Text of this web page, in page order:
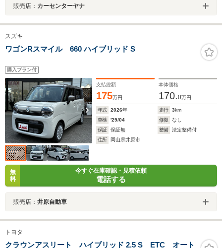
販売店： カーセンターヤナ
スズキ
ワゴンRスマイル 660 ハイブリッド S
購入プラン付
支払総額
175万円
本体価格
170.0万円
年式 2026年 走行 3km
車検
'29/04 修復
なし
保証
保証無 整備
法定整備付
住所
岡山県井原市
無
料
今すぐ在庫確認・見積依頼
電話する
販売店： 井原自動車
トヨタ
クラウンアスリート ハイブリッド 2.5 S ETC オート